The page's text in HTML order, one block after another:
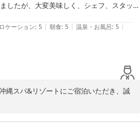
の貸出・返却場所についてのご不便をお
ません。いただいたご意見は、今後の改
まいります。
とのお言葉が何よりの励みです。次回も
けるよう、スタッフ一同努めてまいりま
した。
＆リゾート
したが、大変美味しく、シェフ、スタッフ
でした。
ひ梅雨以外の季節に来たいねと息子と話し
ロケーション: 5 | 朝食: 5 | 温泉・お風呂: 5 |
縄スパ&リゾートにご宿泊いただき、誠
いただけたとのこと、大変嬉しく拝読い